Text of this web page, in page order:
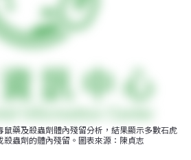
鼠藥及殺蟲劑體內殘留分析，結果顯示多數石虎
蟲劑的體內殘留。圖表來源：陳貞志